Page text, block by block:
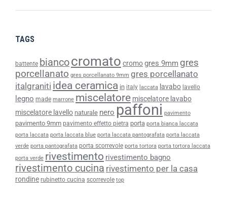
TAGS
battente biancocromato cromogres 9mm gres
porcellanato gres porcellanato 9mm gres porcellanato
italgraniti idea ceramica in italy laccata lavabo lavello
legno made marrone miscelatore miscelatore lavabo
miscelatore lavello naturale nero paffoni pavimento
pavimento 9mm pavimento effetto pietra porta porta bianca laccata
porta laccata porta laccata blue porta laccata pantografata porta laccata
verde porta pantografata porta scorrevole porta tortora porta tortora laccata
porta verde rivestimento rivestimento bagno
rivestimento cucina rivestimento per la casa
rondine rubinetto cucina scorrevole top